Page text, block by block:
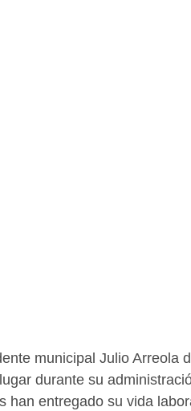
municipal Julio Arreola
durante su
han entregado su vida